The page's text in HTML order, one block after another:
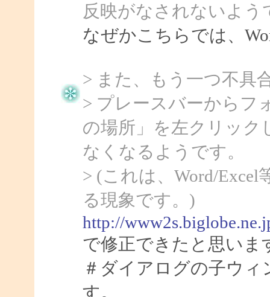
反映がなされないよう
なぜかこちらでは、
> また、もう一つ不具
> プレースバーからフ
の場所」を左クリック
なくなるようです。
> (これは、Word/
る現象です。)
http://
で修正できたと思いま
＃ダイアログの子ウ
す。